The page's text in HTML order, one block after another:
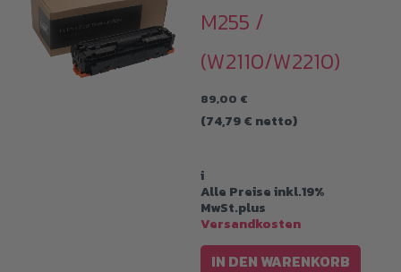
M255 /
(W2110/W2210)
89,00 €
(74,79€ netto)
i
Alle Preise inkl.19%
MwSt.plus
Versandkosten
IN DEN WARENKORB